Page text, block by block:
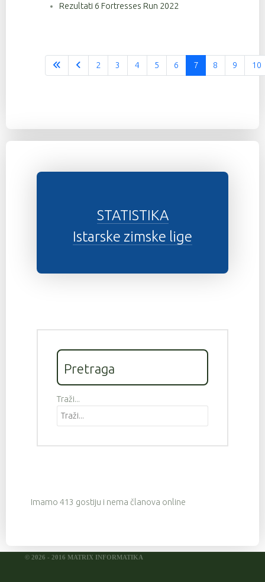
Rezultati 6 Fortresses Run 2022
2 3 4 5 6 7 8 9 10
STATISTIKA
Istarske zimske lige
Pretraga
Traži...
Imamo 413 gostiju i nema članova online
© 2026 - 2016 MATRIX INFORMATIKA